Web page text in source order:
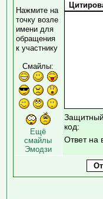
Нажмите на
точку возле
имени для
обращения
к участнику
Смайлы:
Ещё
смайлы
Эмодзи
Защитный
код:
Ответ на